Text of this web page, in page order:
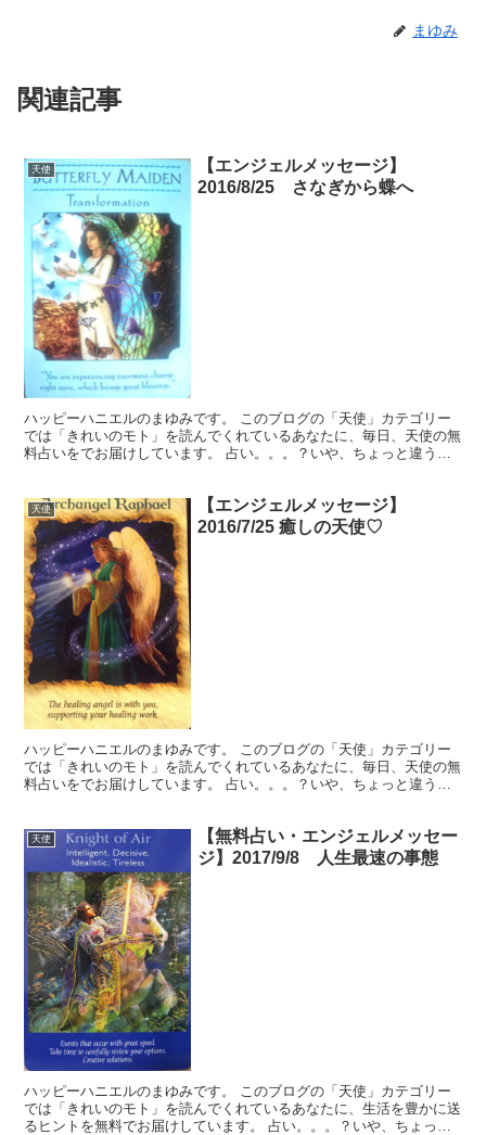
まゆみ
関連記事
天使
【エンジェルメッセージ】
2016/8/25 さなぎから蝶へ
ハッピーハニエルのまゆみです。 このブログの「天使」カテゴリー
では「きれいのモト」を読んでくれているあなたに、毎日、天使の無
料占いをでお届けしています。 占い。。。？いや、ちょっと違うか
天使
【エンジェルメッセージ】
2016/7/25 癒しの天使♡
ハッピーハニエルのまゆみです。 このブログの「天使」カテゴリー
では「きれいのモト」を読んでくれているあなたに、毎日、天使の無
料占いをでお届けしています。 占い。。。？いや、ちょっと違うか
天使
【無料占い・エンジェルメッセー
ジ】2017/9/8 人生最速の事態
ハッピーハニエルのまゆみです。 このブログの「天使」カテゴリー
では「きれいのモト」を読んでくれているあなたに、生活を豊かに送
るヒントを無料でお届けしています。 占い。。。？いや、ちょっと